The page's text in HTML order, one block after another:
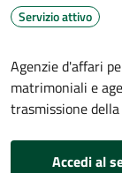
Servizio attivo
Agenzie d'affari
matrimoniali e
trasmissione
Accedi al